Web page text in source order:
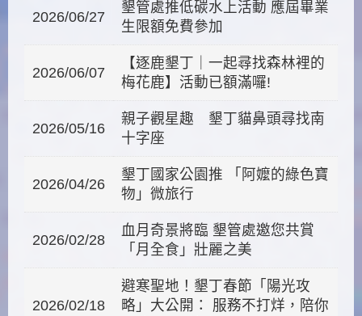
2026/06/27
墾管處推低碳水上活動 應屆畢業
生限額免費參加
2026/06/07
【逐鹿墾丁｜一起尋找森林裡的
梅花鹿】活動已額滿囉!
2026/05/16
親子觀星趣 墾丁貓鼻頭尋找南
十字座
2026/04/26
墾丁國家公園推 「阿嬤的綠色寶
物」微旅行
2026/02/28
血月奇景將臨 墾管處邀您共賞
「月全食」壯麗之美
2026/02/18
避寒聖地！墾丁春節「陽光攻
略」大公開： 服務不打烊，陪你